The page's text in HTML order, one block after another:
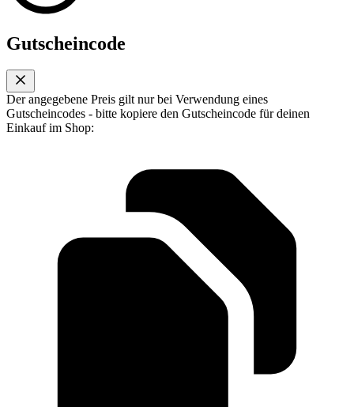
Gutscheincode
Der angegebene Preis gilt nur bei Verwendung eines
Gutscheincodes - bitte kopiere den Gutscheincode für deinen
Einkauf im Shop: